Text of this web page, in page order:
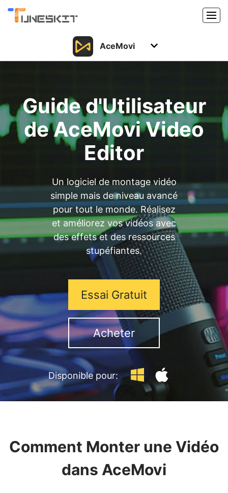
Produits
Support
Centre de téléchargement
AceMovi
Support
Ressources
Guide d'Utilisateur
de AceMovi Video
Editor
Un logiciel de montage vidéo
simple mais de niveau avancé
pour tout le monde. Réalisez
et améliorez vos vidéos avec
des effets et des ressources
stupéfiantes.
Essai Gratuit
Acheter
Disponible pour:
Comment Monter une Vidéo
dans AceMovi